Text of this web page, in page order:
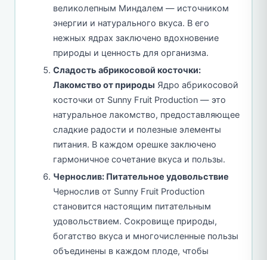
великолепным Миндалем — источником
энергии и натурального вкуса. В его
нежных ядрах заключено вдохновение
природы и ценность для организма.
Сладость абрикосовой косточки:
Лакомство от природы Ядро абрикосовой
косточки от Sunny Fruit Production — это
натуральное лакомство, предоставляющее
сладкие радости и полезные элементы
питания. В каждом орешке заключено
гармоничное сочетание вкуса и пользы.
Чернослив: Питательное удовольствие
Чернослив от Sunny Fruit Production
становится настоящим питательным
удовольствием. Сокровище природы,
богатство вкуса и многочисленные пользы
объединены в каждом плоде, чтобы